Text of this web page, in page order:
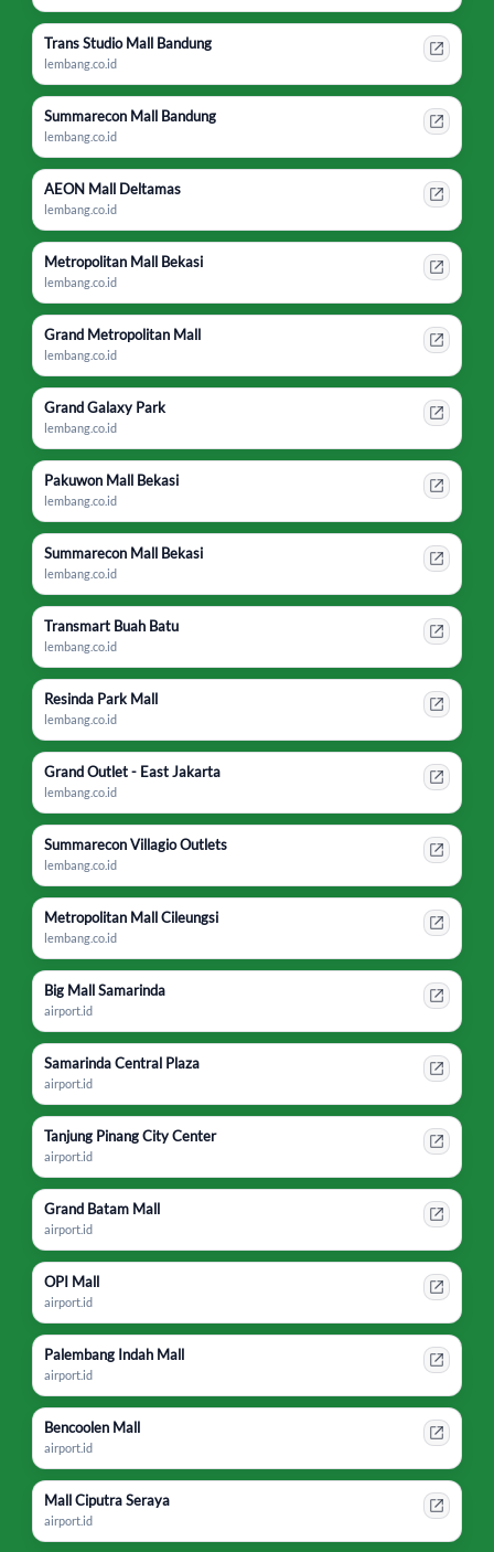
Trans Studio Mall Bandung
lembang.co.id
Summarecon Mall Bandung
lembang.co.id
AEON Mall Deltamas
lembang.co.id
Metropolitan Mall Bekasi
lembang.co.id
Grand Metropolitan Mall
lembang.co.id
Grand Galaxy Park
lembang.co.id
Pakuwon Mall Bekasi
lembang.co.id
Summarecon Mall Bekasi
lembang.co.id
Transmart Buah Batu
lembang.co.id
Resinda Park Mall
lembang.co.id
Grand Outlet - East Jakarta
lembang.co.id
Summarecon Villagio Outlets
lembang.co.id
Metropolitan Mall Cileungsi
lembang.co.id
Big Mall Samarinda
airport.id
Samarinda Central Plaza
airport.id
Tanjung Pinang City Center
airport.id
Grand Batam Mall
airport.id
OPI Mall
airport.id
Palembang Indah Mall
airport.id
Bencoolen Mall
airport.id
Mall Ciputra Seraya
airport.id